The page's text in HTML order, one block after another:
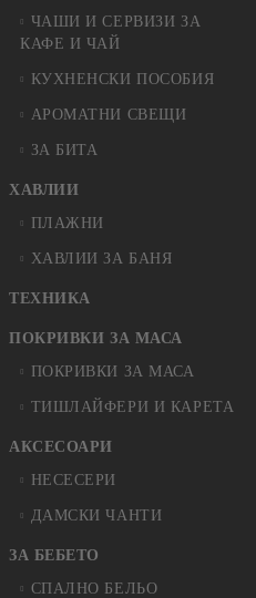
ЧАШИ И СЕРВИЗИ ЗА
КАФЕ И ЧАЙ
КУХНЕНСКИ ПОСОБИЯ
АРОМАТНИ СВЕЩИ
ЗА БИТА
ХАВЛИИ
ПЛАЖНИ
ХАВЛИИ ЗА БАНЯ
ТЕХНИКА
ПОКРИВКИ ЗА МАСА
ПОКРИВКИ ЗА МАСА
ТИШЛАЙФЕРИ И КАРЕТА
АКСЕСОАРИ
НЕСЕСЕРИ
ДАМСКИ ЧАНТИ
ЗА БЕБЕТО
СПАЛНО БЕЛЬО